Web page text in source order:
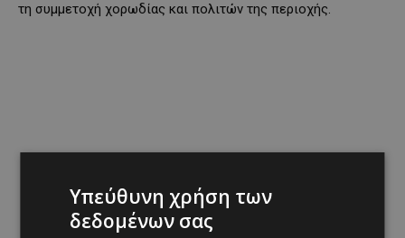
τη συμμετοχή χορωδίας και πολιτών της περιοχής.
Υπεύθυνη χρήση των
δεδομένων σας